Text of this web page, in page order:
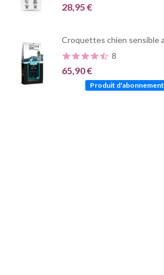
28,95 €
8
65,90 €
Produit d'abonnement